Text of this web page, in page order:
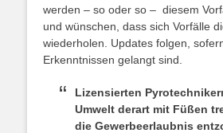
werden – so oder so – diesem
und wünschen, dass sich Vorfälle
wiederholen. Updates folgen,
Erkenntnissen gelangt sind.
Lizensierten
Umwelt derart mit Füßen
die Gewerbeerlaubnis